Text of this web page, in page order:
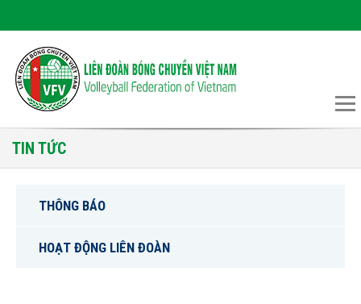
TIN TỨC
THÔNG BÁO
HOẠT ĐỘNG LIÊN ĐOÀN